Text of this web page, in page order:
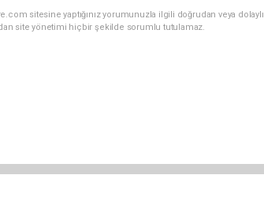
sitesine yaptığınız yorumunuzla ilgili doğrudan veya dolaylı
site yönetimi hiçbir şekilde sorumlu tutulamaz.